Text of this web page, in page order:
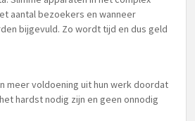
aantal bezoekers en wanneer
bijgevuld. Zo wordt tijd en dus geld
meer voldoening uit hun werk doordat
hardst nodig zijn en geen onnodig